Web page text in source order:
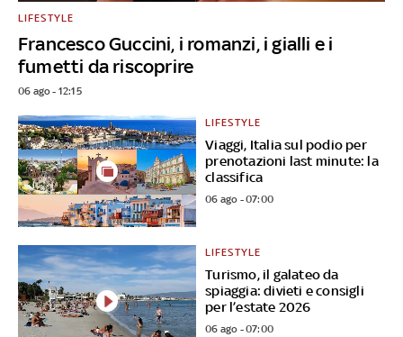
Francesco Guccini, i romanzi, i gialli e i
fumetti da riscoprire
LIFESTYLE
06 ago - 12:15
Viaggi, Italia sul podio per
prenotazioni last minute: la
classifica
LIFESTYLE
06 ago - 07:00
Turismo, il galateo da
spiaggia: divieti e consigli
per l’estate 2026
LIFESTYLE
06 ago - 07:00